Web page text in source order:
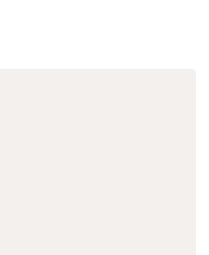
the property and family rooms.